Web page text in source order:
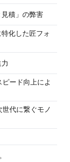
積」の弊害
化した匠フォ
ード向上によ
代に繋ぐモノ